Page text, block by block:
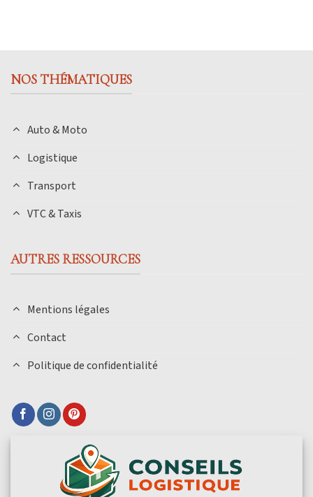
NOS THÉMATIQUES
Auto & Moto
Logistique
Transport
VTC & Taxis
AUTRES RESSOURCES
Mentions légales
Contact
Politique de confidentialité